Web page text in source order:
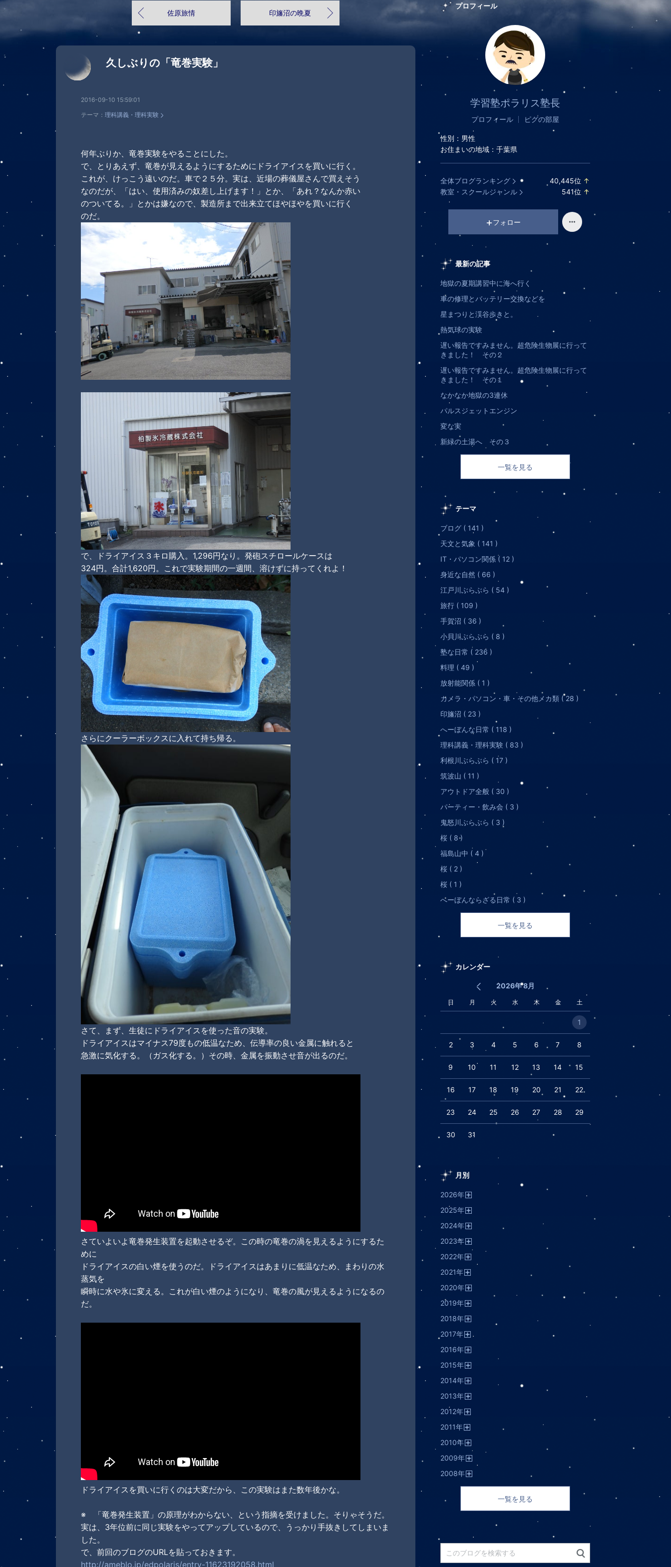
佐原旅情 印旛沼の晩夏
久しぶりの「竜巻実験」
2016-09-10 15:59:01
テーマ： 理科講義・理科実験
何年ぶりか、竜巻実験をやることにした。
で、とりあえず、竜巻が見えるようにするためにドライアイスを買いに行く。
これが、けっこう遠いのだ。車で２５分。実は、近場の葬儀屋さんで買えそう
なのだが、「はい、使用済みの奴差し上げます！」とか、「あれ？なんか赤い
のついてる。」とかは嫌なので、製造所まで出来立てほやほやを買いに行く
のだ。
で、ドライアイス３キロ購入。1,296円なり。発砲スチロールケースは
324円。合計1,620円。これで実験期間の一週間、溶けずに持ってくれよ！
さらにクーラーボックスに入れて持ち帰る。
さて、まず、生徒にドライアイスを使った音の実験。
ドライアイスはマイナス79度もの低温なため、伝導率の良い金属に触れると
急激に気化する。（ガス化する。）その時、金属を振動させ音が出るのだ。
さていよいよ竜巻発生装置を起動させるぞ。この時の竜巻の渦を見えるようにするた
めに
ドライアイスの白い煙を使うのだ。ドライアイスはあまりに低温なため、まわりの水
蒸気を
瞬時に水や氷に変える。これが白い煙のようになり、竜巻の風が見えるようになるの
だ。
ドライアイスを買いに行くのは大変だから、この実験はまた数年後かな。
※ 「竜巻発生装置」の原理がわからない、という指摘を受けました。そりゃそうだ。
実は、3年位前に同じ実験をやってアップしているので、うっかり手抜きしてしまいま
した。
で、前回のブログのURLを貼っておきます。
http://ameblo.jp/edpolaris/entry-11623192058.html
プロフィール
学習塾ポラリス塾長
プロフィール ピグの部屋
性別： 男性
お住まいの地域： 千葉県
全体ブログランキング 40,445位 ↑
教室・スクールジャンル 541位 ↑
フォロー
最新の記事
地獄の夏期講習中に海へ行く
車の修理とバッテリー交換などを
星まつりと渓谷歩きと。
熱気球の実験
遅い報告ですみません。超危険生物展に行って
きました！ その２
遅い報告ですみません。超危険生物展に行って
きました！ その１
なかなか地獄の3連休
パルスジェットエンジン
変な実
新緑の土湯へ その３
一覧を見る
テーマ
ブログ ( 141 )
天文と気象 ( 141 )
IT・パソコン関係 ( 12 )
身近な自然 ( 66 )
江戸川ぶらぶら ( 54 )
旅行 ( 109 )
手賀沼 ( 36 )
小貝川ぶらぶら ( 8 )
塾な日常 ( 236 )
料理 ( 49 )
放射能関係 ( 1 )
カメラ・パソコン・車・その他メカ類 ( 28 )
印旛沼 ( 23 )
へーぼんな日常 ( 118 )
理科講義・理科実験 ( 83 )
利根川ぶらぶら ( 17 )
筑波山 ( 11 )
アウトドア全般 ( 30 )
パーティー・飲み会 ( 3 )
鬼怒川ぶらぶら ( 3 )
桜 ( 8 )
福島山中 ( 4 )
桜 ( 2 )
桜 ( 1 )
へーぼんならざる日常 ( 3 )
一覧を見る
カレンダー
2026年 8月
日 月 火 水 木 金 土
1
2 3 4 5 6 7 8
9 10 11 12 13 14 15
16 17 18 19 20 21 22
23 24 25 26 27 28 29
30 31
月別
2026年
2025年
2024年
2023年
2022年
開
2021年
2020年
2019年
2018年
く
2017年
2016年
2015年
2014年
2013年
2012年
2011年
2010年
2009年
開
2008年
一覧を見る